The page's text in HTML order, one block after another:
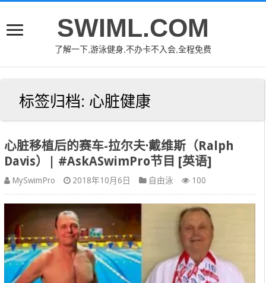
SWIML.COM
了解一下,游泳健身,不办卡不入会,全程免费
标签归档: 心脏健康
心脏移植后的赛车-拉尔夫·戴维斯（Ralph
Davis）| #AskASwimPro节目 [英语]
MySwimPro 2018年10月6日 自由泳 100